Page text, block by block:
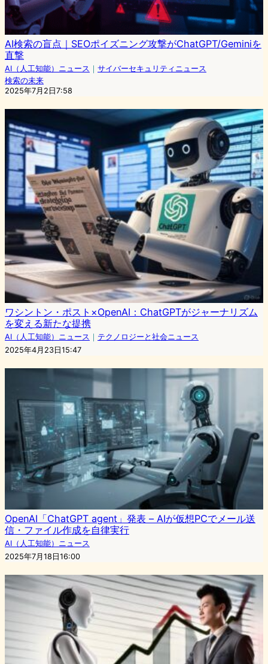
AI検索の盲点｜SEOポイズニング攻撃がChatGPT/Geminiを
直撃
AI（人工知能）ニュース ｜ サイバーセキュリティニュース
検索の未来
2025年7月2日7:58
ワシントン・ポスト×OpenAI：ChatGPTがジャーナリズム
を変える新たな提携
AI（人工知能）ニュース ｜ テクノロジーと社会ニュース
2025年4月23日15:47
OpenAI「ChatGPT agent」発表 – AIが仮想PCでメール送
信・ファイル作成を自律実行
AI（人工知能）ニュース
2025年7月18日16:00